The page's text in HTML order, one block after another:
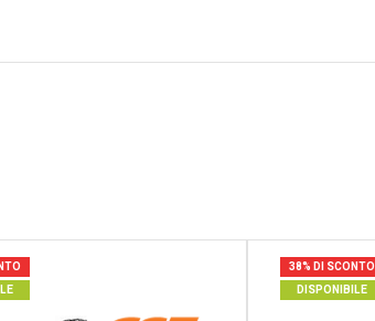
38% DI SCONTO
DISPONIBILE